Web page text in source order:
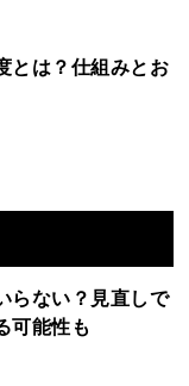
とは？仕組みとお
らない？見直しで
可能性も